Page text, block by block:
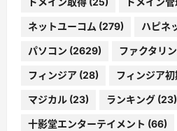
ネットユーコム (279) ハピネ
パソコン (2629) ファクタリ
フィンジア (28) フィンジア
マジカル (23) ランキング (23)
十影堂エンターテイメント (66)